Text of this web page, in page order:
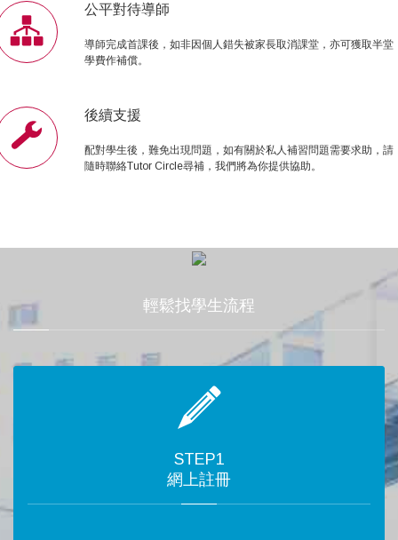
公平對待導師
導師完成首課後，如非因個人錯失被家長取消課堂，亦可獲取半堂
學費作補償。
後續支援
配對學生後，難免出現問題，如有關於私人補習問題需要求助，請
隨時聯絡Tutor Circle尋補，我們將為你提供協助。
輕鬆找學生流程
STEP1
網上註冊